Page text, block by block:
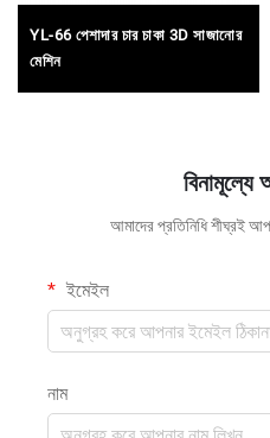
YL-66 পেশাদার চার চাকা 3D সাজানোর
মেশিন
আমাদের প্রতিনিধি শীঘ্রই
ইমেইল
নাম